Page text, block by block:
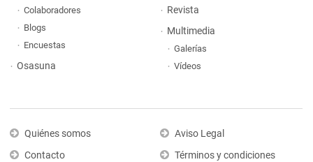
Colaboradores
Blogs
Encuestas
Osasuna
Revista
Multimedia
Galerías
Vídeos
Quiénes somos
Contacto
Aviso Legal
Términos y condiciones